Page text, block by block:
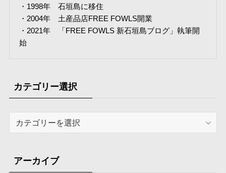
・1998年 石垣島に移住
・2004年 土産品店FREE FOWLS開業
・2021年 「FREE FOWLS 新石垣島ブログ」執筆開
始
カテゴリー選択
リ
ー
アーカイブ